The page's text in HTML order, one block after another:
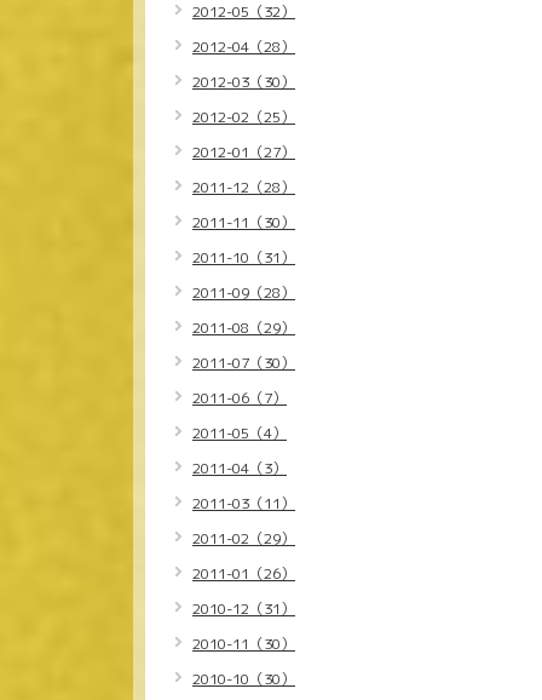
2012-05（32）
2012-04（28）
2012-03（30）
2012-02（25）
2012-01（27）
2011-12（28）
2011-11（30）
2011-10（31）
2011-09（28）
2011-08（29）
2011-07（30）
2011-06（7）
2011-05（4）
2011-04（3）
2011-03（11）
2011-02（29）
2011-01（26）
2010-12（31）
2010-11（30）
2010-10（30）